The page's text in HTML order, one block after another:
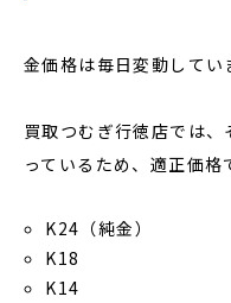
金価格は毎日変動してい
買取つむぎ行徳店では
っているため、適正価格
K24（純金）
K18
K14